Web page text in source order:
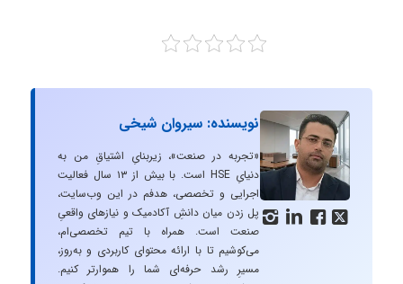
   
نویسنده: سیروان شیخی
«تجربه در صنعت»، زیربنایِ اشتیاقِ من به
دنیایِ HSE است. با بیش از ۱۳ سال فعالیت
اجرایی و تخصصی، هدفم در این وب‌سایت،
پل زدن میان دانشِ آکادمیک و نیازهای واقعیِ
صنعت است. همراه با تیم تخصصی‌ام،
می‌کوشیم تا با ارائه محتوای کاربردی و به‌روز،
مسیرِ رشد حرفه‌ای شما را هموارتر کنیم.